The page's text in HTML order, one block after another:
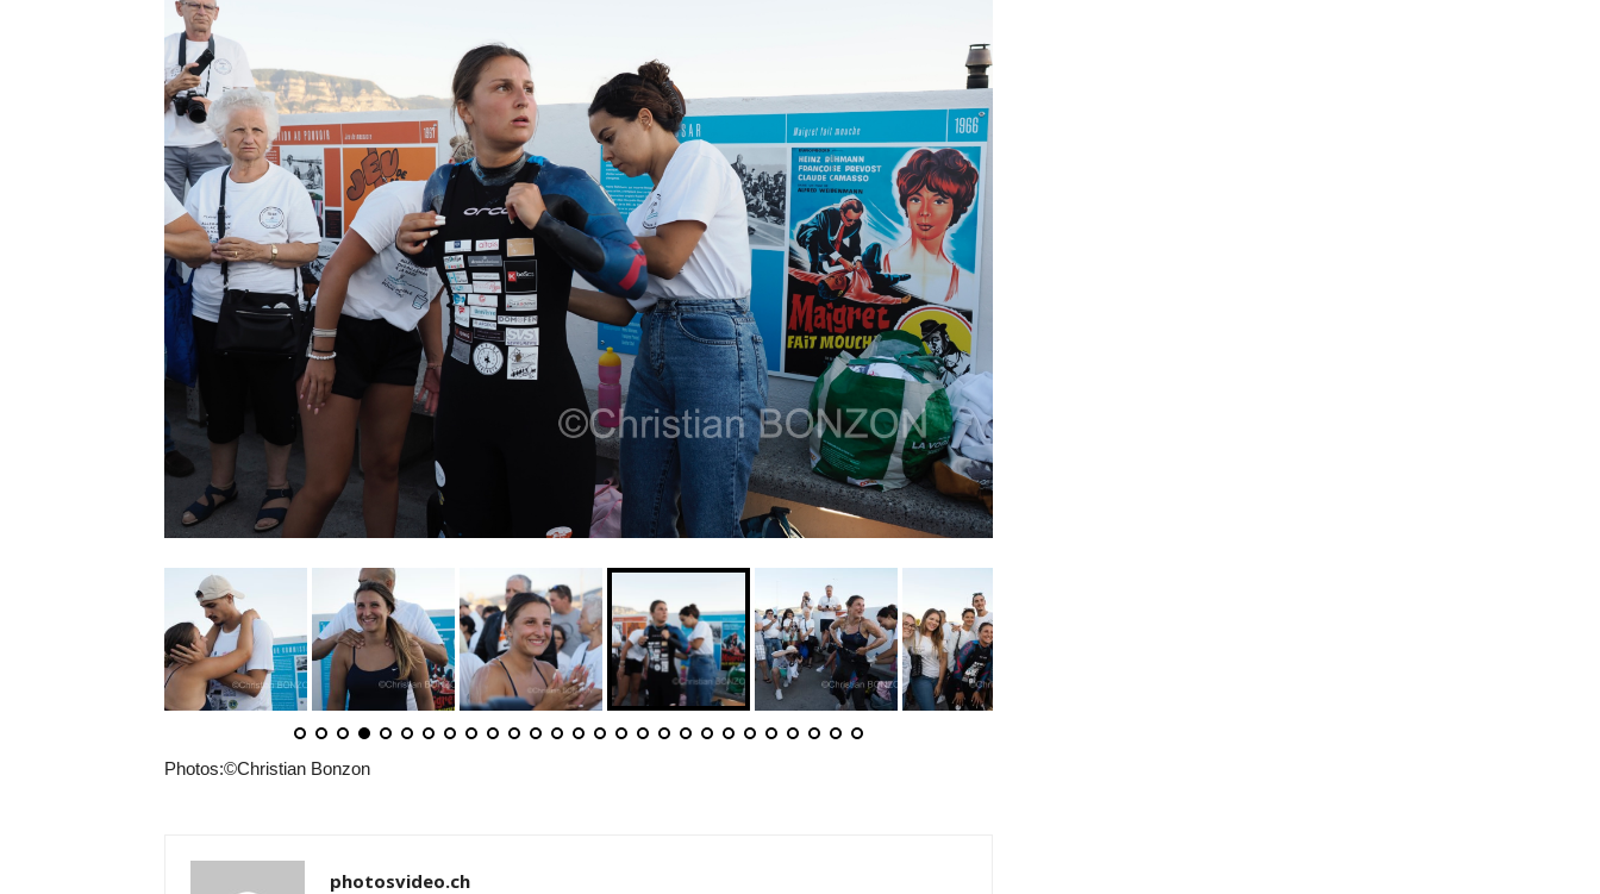
Photos:©Christian Bonzon
photosvideo.ch